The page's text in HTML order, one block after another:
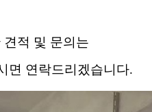
적 및 문의는
면 연락드리겠습니다.